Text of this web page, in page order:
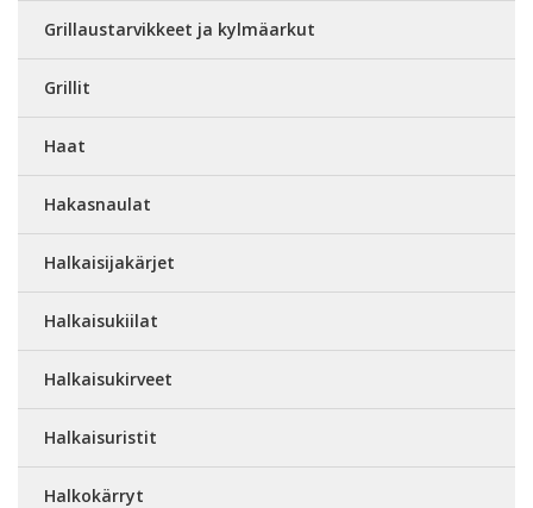
Grillaustarvikkeet ja kylmäarkut
Grillit
Haat
Hakasnaulat
Halkaisijakärjet
Halkaisukiilat
Halkaisukirveet
Halkaisuristit
Halkokärryt